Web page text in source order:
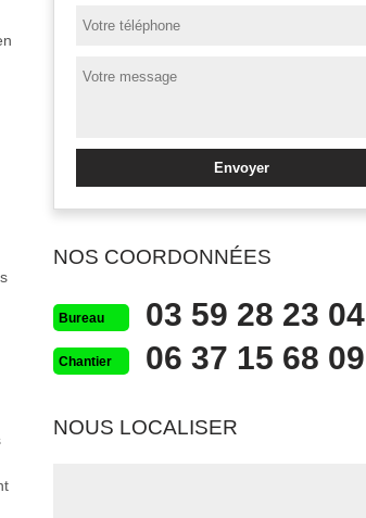
NOS COORDONNÉES
Bureau 03 59 28 23 04
Chantier 06 37 15 68 09
NOUS LOCALISER